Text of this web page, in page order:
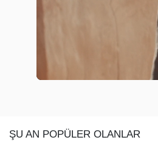
ŞU AN POPÜLER OLANLAR